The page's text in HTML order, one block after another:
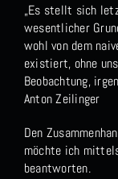
„Es stellt sich
wesentlicher
wohl von dem
existiert, ohne
Beobachtung,
Anton Zeilinger
Den
möchte ich
beantworten.